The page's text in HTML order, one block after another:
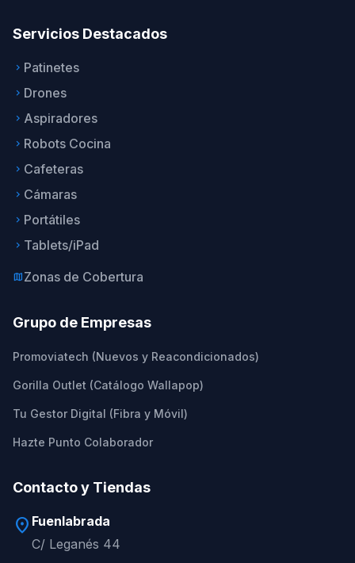
Servicios Destacados
keyboard_arrow_right Patinetes
keyboard_arrow_right Drones
keyboard_arrow_right Aspiradores
keyboard_arrow_right Robots Cocina
keyboard_arrow_right Cafeteras
keyboard_arrow_right Cámaras
keyboard_arrow_right Portátiles
keyboard_arrow_right Tablets/iPad
mapZonas de Cobertura
Grupo de Empresas
Promoviatech (Nuevos y Reacondicionados)
Gorilla Outlet (Catálogo Wallapop)
Tu Gestor Digital (Fibra y Móvil)
Hazte Punto Colaborador
Contacto y Tiendas
location_on Fuenlabrada
C/ Leganés 44